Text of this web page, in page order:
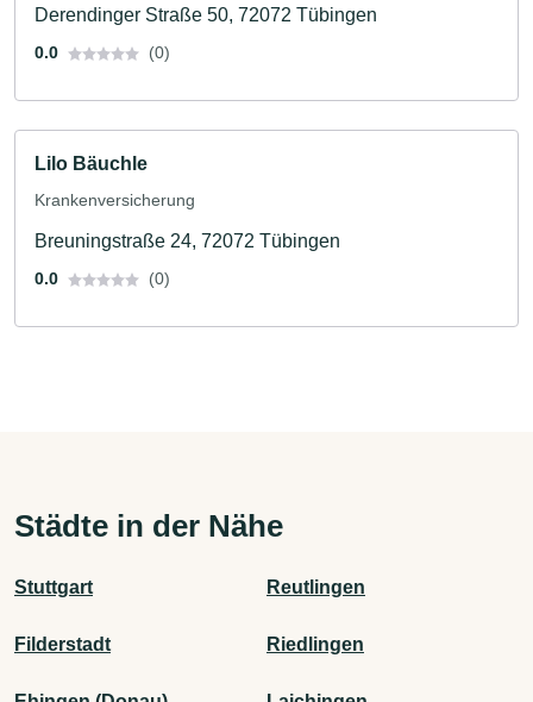
Derendinger Straße 50, 72072 Tübingen
0.0 (0)
Lilo Bäuchle
Krankenversicherung
Breuningstraße 24, 72072 Tübingen
0.0 (0)
Städte in der Nähe
Stuttgart Reutlingen
Filderstadt Riedlingen